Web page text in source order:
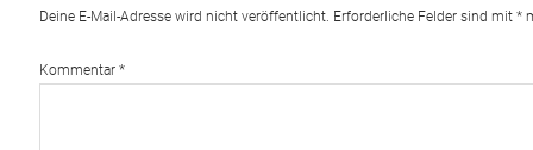
Deine E-Mail-Adresse wird nicht veröffentlicht. Erforderliche Felder sind mit *
Kommentar *